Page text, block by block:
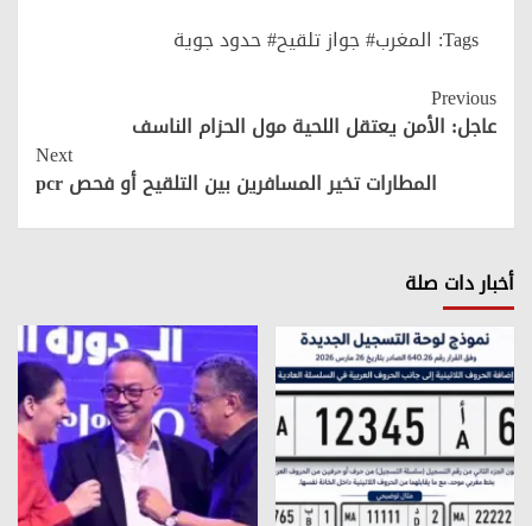
Tags: المغرب# جواز تلقيح# حدود جوية
Continue
Reading
Previous
عاجل: الأمن يعتقل اللحية مول الحزام الناسف
Next
المطارات تخير المسافرين بين التلقيح أو فحص pcr
أخبار دات صلة